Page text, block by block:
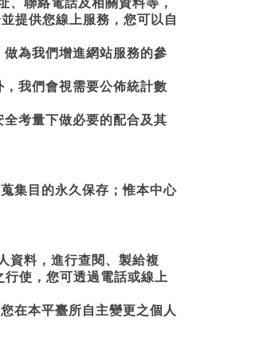
聯絡電話及相關資料等，
提供您線上服務，您可以自
為我們增進網站服務的參
我們會視需要公佈統計數
考量下做必要的配合及其
集目的永久保存；惟本中心
資料，進行查閱、製給複
使，您可透過電話或線上
在本平臺所自主變更之個人